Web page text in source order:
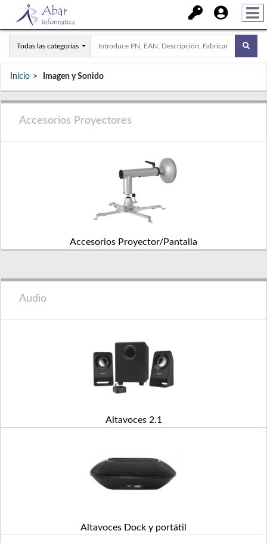
Todas las categorías
Inicio Imagen y Sonido
Accesorios Proyectores
Accesorios Proyector/Pantalla
Audio
Altavoces 2.1
Altavoces Dock y portátil